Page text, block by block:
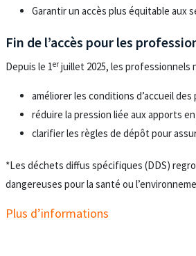
Garantir un accès plus équitable aux
Fin de l’accès pour les
Depuis le 1er juillet 2025, les professionnels
améliorer les conditions d’accueil
réduire la pression liée aux apports
clarifier les règles de dépôt pour
*Les déchets diffus spécifiques (DDS)
dangereuses pour la santé ou
Plus d’informations